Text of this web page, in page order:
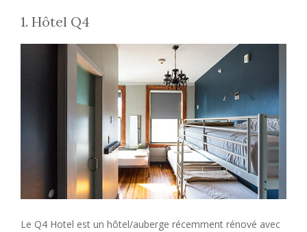
1. Hôtel Q4
Le Q4 Hotel est un hôtel/auberge récemment rénové avec